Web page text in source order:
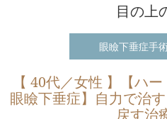
目の上
眼瞼下垂症手
【 40代／女性 】【ハ
眼瞼下垂症】自力で治
戻す治